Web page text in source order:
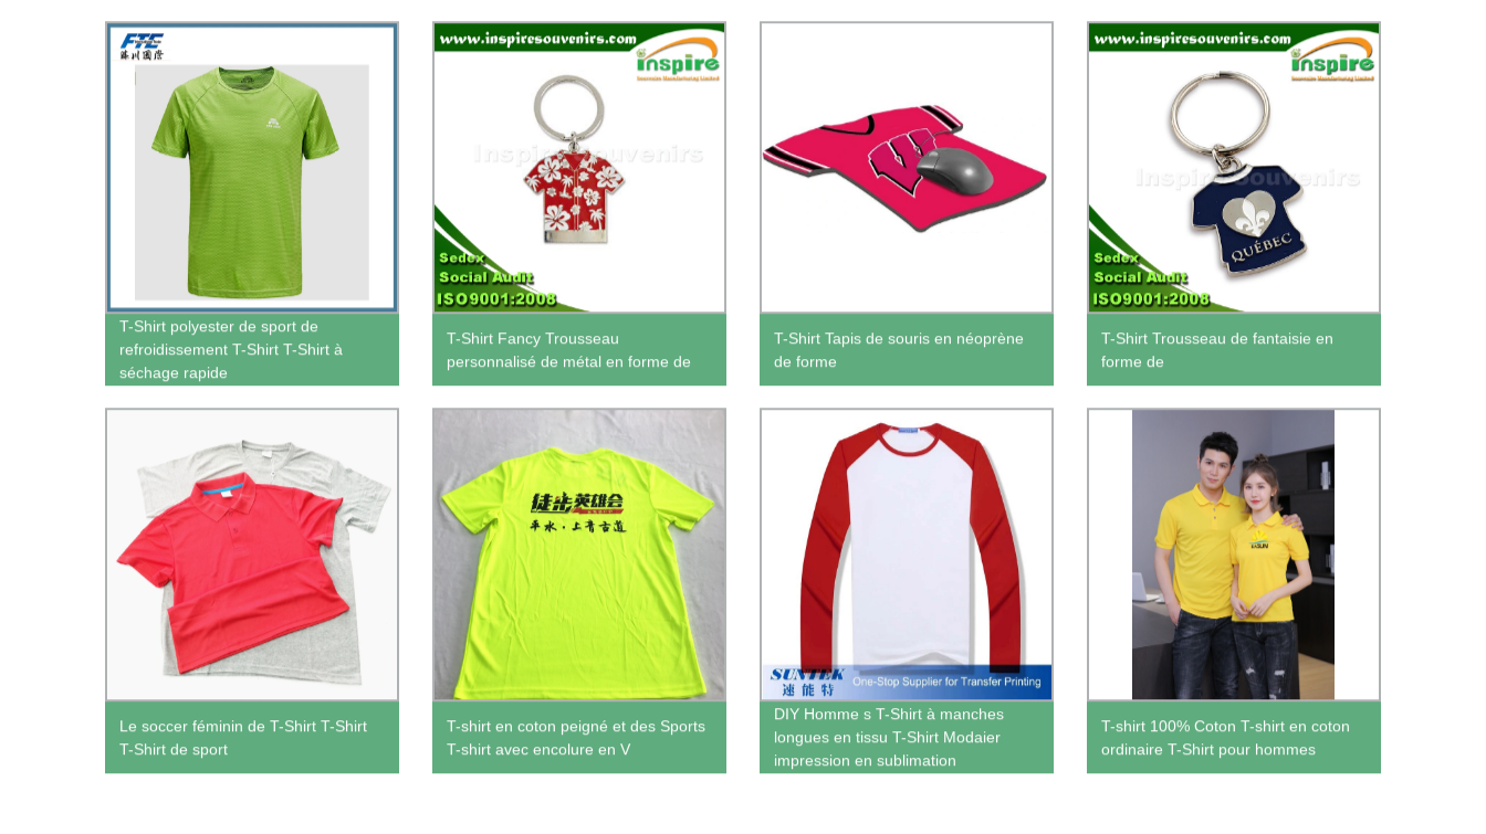
T-Shirt polyester de sport de
refroidissement T-Shirt T-Shirt à
séchage rapide
T-Shirt Fancy Trousseau
personnalisé de métal en forme de
T-Shirt Tapis de souris en néoprène
de forme
T-Shirt Trousseau de fantaisie en
forme de
Le soccer féminin de T-Shirt T-Shirt
T-Shirt de sport
T-shirt en coton peigné et des Sports
T-shirt avec encolure en V
DIY Homme s T-Shirt à manches
longues en tissu T-Shirt Modaier
impression en sublimation
T-shirt 100% Coton T-shirt en coton
ordinaire T-Shirt pour hommes